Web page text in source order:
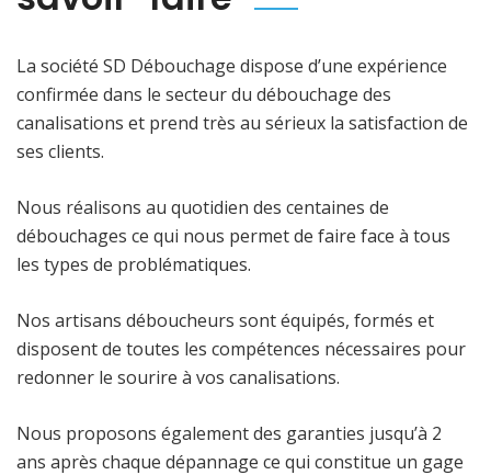
La société SD Débouchage dispose d’une expérience
confirmée dans le secteur du débouchage des
canalisations et prend très au sérieux la satisfaction de
ses clients.
Nous réalisons au quotidien des centaines de
débouchages ce qui nous permet de faire face à tous
les types de problématiques.
Nos artisans déboucheurs sont équipés, formés et
disposent de toutes les compétences nécessaires pour
redonner le sourire à vos canalisations.
Nous proposons également des garanties jusqu’à 2
ans après chaque dépannage ce qui constitue un gage